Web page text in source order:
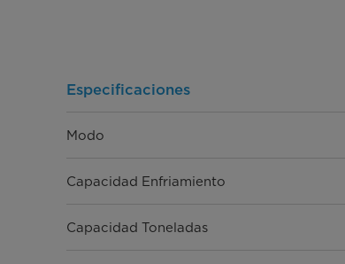
Especificaciones
Modo
Capacidad Enfriamiento
Capacidad Toneladas